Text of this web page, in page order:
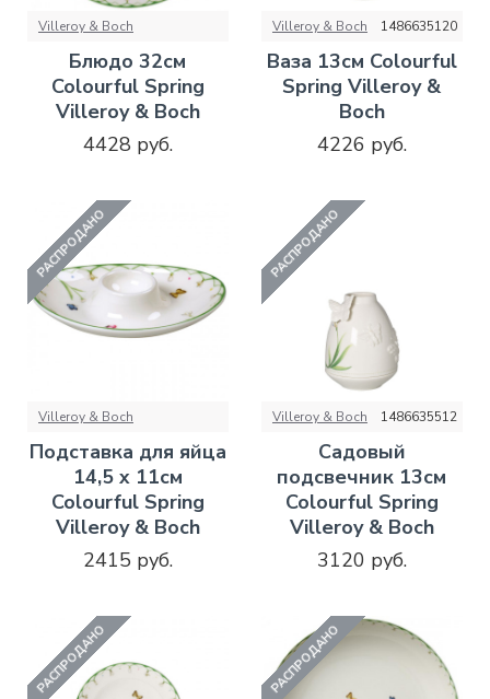
Villeroy & Boch
Блюдо 32см
Colourful Spring
Villeroy & Boch
4428 руб.
Villeroy & Boch 1486635120
Ваза 13см Colourful
Spring Villeroy &
Boch
4226 руб.
РАСПРОДАНО
Villeroy & Boch
Подставка для яйца
14,5 x 11см
Colourful Spring
Villeroy & Boch
2415 руб.
РАСПРОДАНО
Villeroy & Boch 1486635512
Садовый
подсвечник 13см
Colourful Spring
Villeroy & Boch
3120 руб.
РАСПРОДАНО РАСПРОДАНО